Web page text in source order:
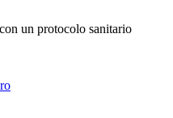
un protocolo sanitario